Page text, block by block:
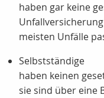
haben gar keine
meisten Unfälle
Selbstständige
haben keinen
sie sind über eine